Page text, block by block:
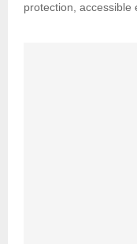
protection, accessible